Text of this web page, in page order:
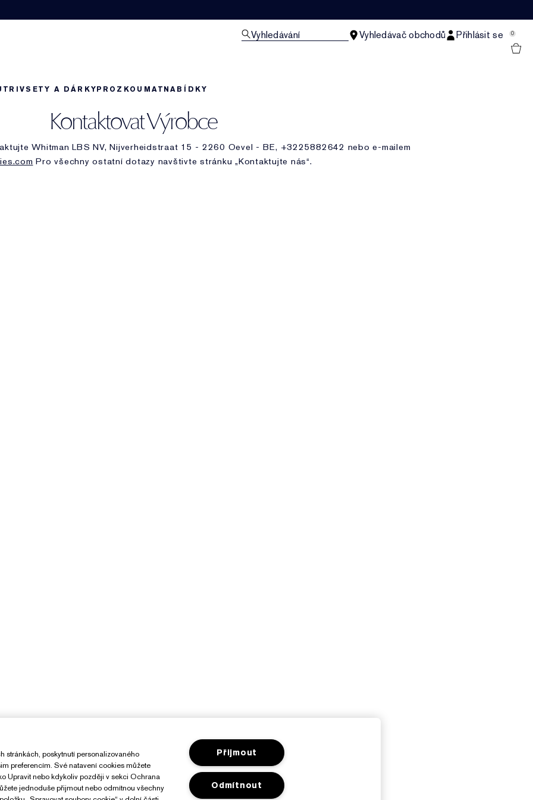
Vyhledávání Vyhledávač obchodů Přihlásit se 0
SETY A DÁRKYPROZKOUMATNABÍDKY
stránkách, poskytnutí personalizovaného
preferencím. Své natavení cookies můžete
Upravit nebo kdykoliv později v sekci Ochrana
jednoduše přijmout nebo odmítnou všechny
Přijmout
Odmítnout